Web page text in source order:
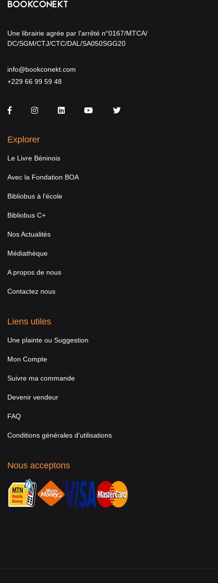
Une librairie agrée par l'arrêté n°0167/MTCA/
DC/SGM/CTJ/CTC/DAL/SA050SGG20
info@bookconekt.com
+229 66 99 59 48
FacebookInstagramLinkedInYou TubeTwitter
Explorer
Le Livre Béninois
Avec la Fondation BOA
Bibliobus à l’école
Bibliobus C+
Nos Actualités
Médiathèque
A propos de nous
Contactez nous
Liens utiles
Une plainte ou Suggestion
Mon Compte
Suivre ma commande
Devenir vendeur
FAQ
Conditions générales d’utilisations
Nous acceptons